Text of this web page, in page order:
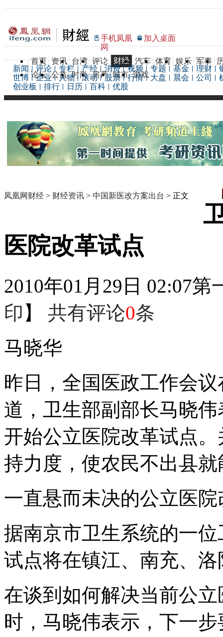
手机凤凰
网
加入桌面
首页 资讯 台湾 评论 财经 汽车 体育 娱乐 军事
论坛 公益 时尚 房产 城市 游戏
新闻 评论 专栏 产经 消费 视频 专题 基金 理财
世博
企业 人物 滚动 股票 行情 大盘 晨会 公司
创业板
排行 日历 百科 优股
凤凰网财经 > 财经资讯 > 中国新医改方案出台 > 正文
医院改革试点
2010年01月29日 02:07第
印 】 共有评论0条
马晓华
昨日，全国医政工作会
道，卫生部副部长马晓
开始公立医院改革试点
持力度，使农民不出县
一直悬而未决的公立医
据南京市卫生系统的一
试点将在镇江、南充、
在谈到如何解决当前公
时，马晓伟表示，下一